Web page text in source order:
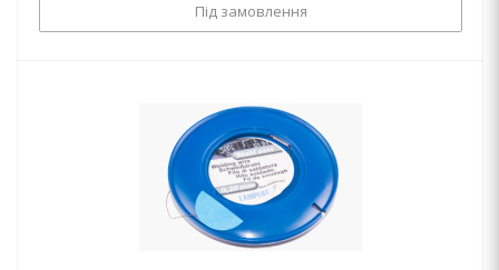
Під замовлення